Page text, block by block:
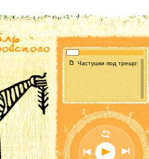
p n
o
l
f Частушки под